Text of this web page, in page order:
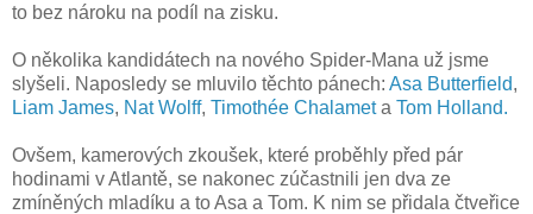
to bez nároku na podíl na zisku.
O několika kandidátech na nového Spider-Mana už jsme
slyšeli. Naposledy se mluvilo těchto pánech: Asa Butterfield,
Liam James, Nat Wolff, Timothée Chalameta Tom Holland.
Ovšem, kamerových zkoušek, které proběhly před pár
hodinami v Atlantě, se nakonec zúčastnili jen dva ze
zmíněných mladíku a to Asa a Tom. K nim se přidala čtveřice